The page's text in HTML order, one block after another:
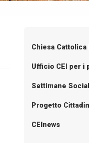
Chiesa Cattolica
Ufficio CEI per i
Settimane
Progetto
CEInews